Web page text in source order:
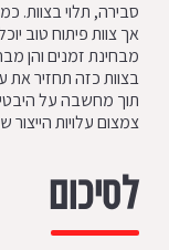
סבירה, תלוי בצוות.
אך צוות פיתוח טוב
מבחינת זמנים והן
בצוות כזה תחזיר את
תוך מחשבה על
צמצום עלויות
לסיכום